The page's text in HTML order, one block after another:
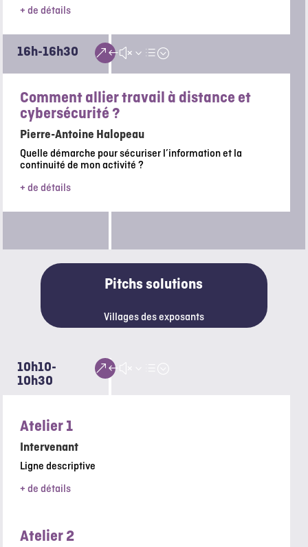
+ de détails
16h-16h30 &#x3d;
Comment allier travail à distance et
cybersécurité ?
Pierre-Antoine Halopeau
Quelle démarche pour sécuriser l’information et la
continuité de mon activité ?
+ de détails
Pitchs solutions
Villages des exposants
10h10-
10h30
&#x3d;
Atelier 1
Intervenant
Ligne descriptive
+ de détails
Atelier 2